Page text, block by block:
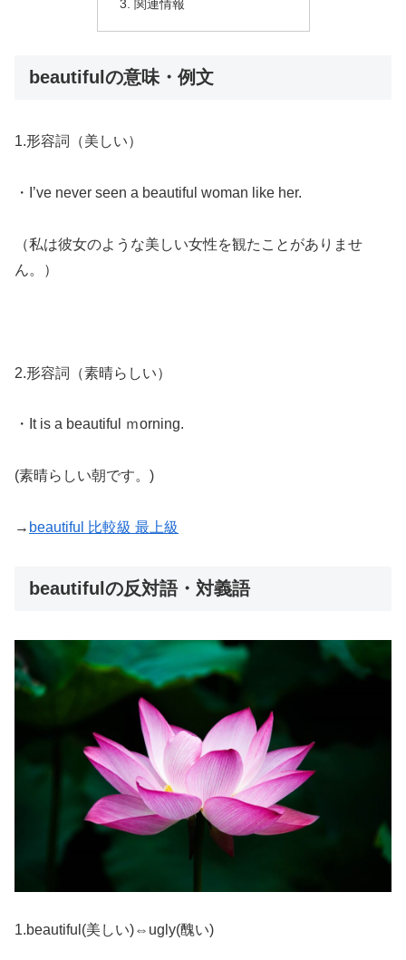
関連情報
beautifulの意味・例文
1.形容詞（美しい）
・ I’ve never seen a beautiful woman like her.
（私は彼女のような美しい女性を観たことがありませ
ん。）
2.形容詞（素晴らしい）
・It is a beautiful ｍorning.
(素晴らしい朝です。)
→ beautiful 比較級 最上級
beautifulの反対語・対義語
1.beautiful(美しい)⇔ugly(醜い)